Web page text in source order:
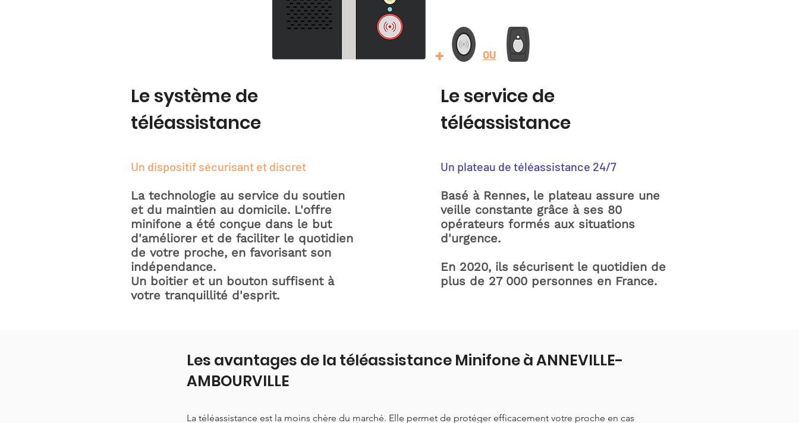
Le système de
téléassistance
Un dispositif sécurisant et discret
La technologie au service du soutien
et du maintien au domicile. L'offre
minifone a été conçue dans le but
d'améliorer et de faciliter le quotidien
de votre proche, en favorisant son
indépendance.
Un boitier et un bouton suffisent à
votre tranquillité d'esprit.
+ OU
Le service de
téléassistance
Un plateau de téléassistance 24/7
Basé à Rennes, le plateau assure une
veille constante grâce à ses 80
opérateurs formés aux situations
d'urgence.
En 2020, ils sécurisent le quotidien de
plus de 27 000 personnes en France.
Les avantages de la téléassistance Minifone à ANNEVILLE-
AMBOURVILLE
La téléassistance est la moins chère du marché. Elle permet de protéger efficacement votre proche en cas